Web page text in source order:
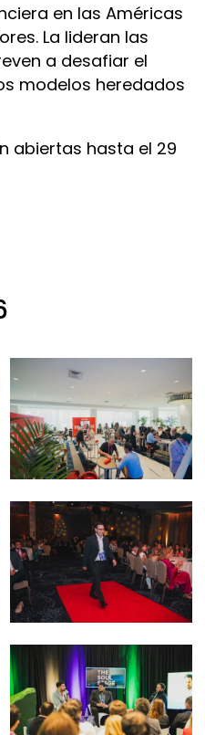
en las Américas
La lideran las
a desafiar el
modelos heredados
abiertas hasta el 29